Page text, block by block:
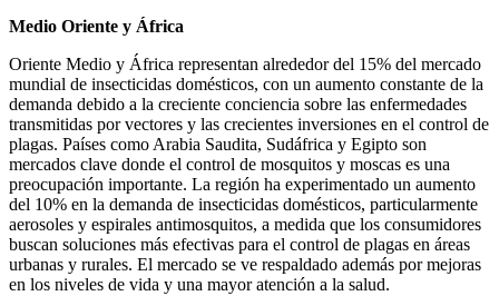
Medio Oriente y África
Oriente Medio y África representan alrededor del 15% del mercado
mundial de insecticidas domésticos, con un aumento constante de la
demanda debido a la creciente conciencia sobre las enfermedades
transmitidas por vectores y las crecientes inversiones en el control de
plagas. Países como Arabia Saudita, Sudáfrica y Egipto son
mercados clave donde el control de mosquitos y moscas es una
preocupación importante. La región ha experimentado un aumento
del 10% en la demanda de insecticidas domésticos, particularmente
aerosoles y espirales antimosquitos, a medida que los consumidores
buscan soluciones más efectivas para el control de plagas en áreas
urbanas y rurales. El mercado se ve respaldado además por mejoras
en los niveles de vida y una mayor atención a la salud.